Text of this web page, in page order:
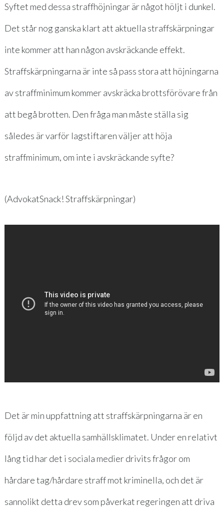
Syftet med dessa straffhöjningar är något höljt i dunkel.
Det står nog ganska klart att aktuella straffskärpningar
inte kommer att han någon avskräckande effekt.
Straffskärpningarna är inte så pass stora att höjningarna
av straffminimum kommer avskräcka brottsförövare från
att begå brotten. Den fråga man måste ställa sig
således är varför lagstiftaren väljer att höja
straffminimum, om inte i avskräckande syfte?
(AdvokatSnack! Straffskärpningar)
Det är min uppfattning att straffskärpningarna är en
följd av det aktuella samhällsklimatet. Under en relativt
lång tid har det i sociala medier drivits frågor om
hårdare tag/hårdare straff mot kriminella, och det är
sannolikt detta drev som påverkat regeringen att driva